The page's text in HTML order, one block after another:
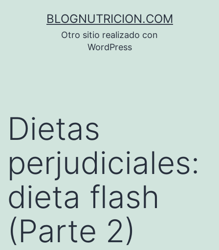
BLOGNUTRICION.COM
Otro sitio realizado con
WordPress
Dietas
perjudiciales:
dieta flash
(Parte 2)